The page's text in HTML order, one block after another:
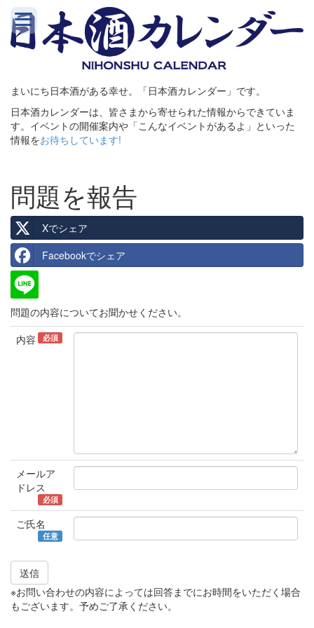
まいにち日本酒がある幸せ。「日本酒カレンダー」です。
日本酒カレンダーは、皆さまから寄せられた情報からできていま
す。イベントの開催案内や「こんなイベントがあるよ」といった
情報をお待ちしています!
問題を報告
Xでシェア
Facebookでシェア
問題の内容についてお聞かせください。
内容
必須
メールア
ドレス
必須
ご氏名
任意
送信
※お問い合わせの内容によっては回答までにお時間をいただく場合
もございます。予めご了承ください。